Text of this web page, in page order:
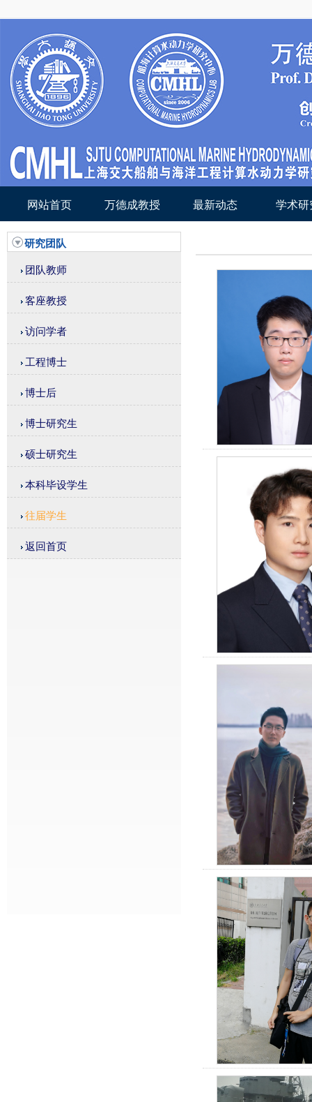
网站首页 万德成教授 最新动态 学术研
研究团队
团队教师
客座教授
访问学者
工程博士
博士后
博士研究生
硕士研究生
本科毕设学生
往届学生
返回首页